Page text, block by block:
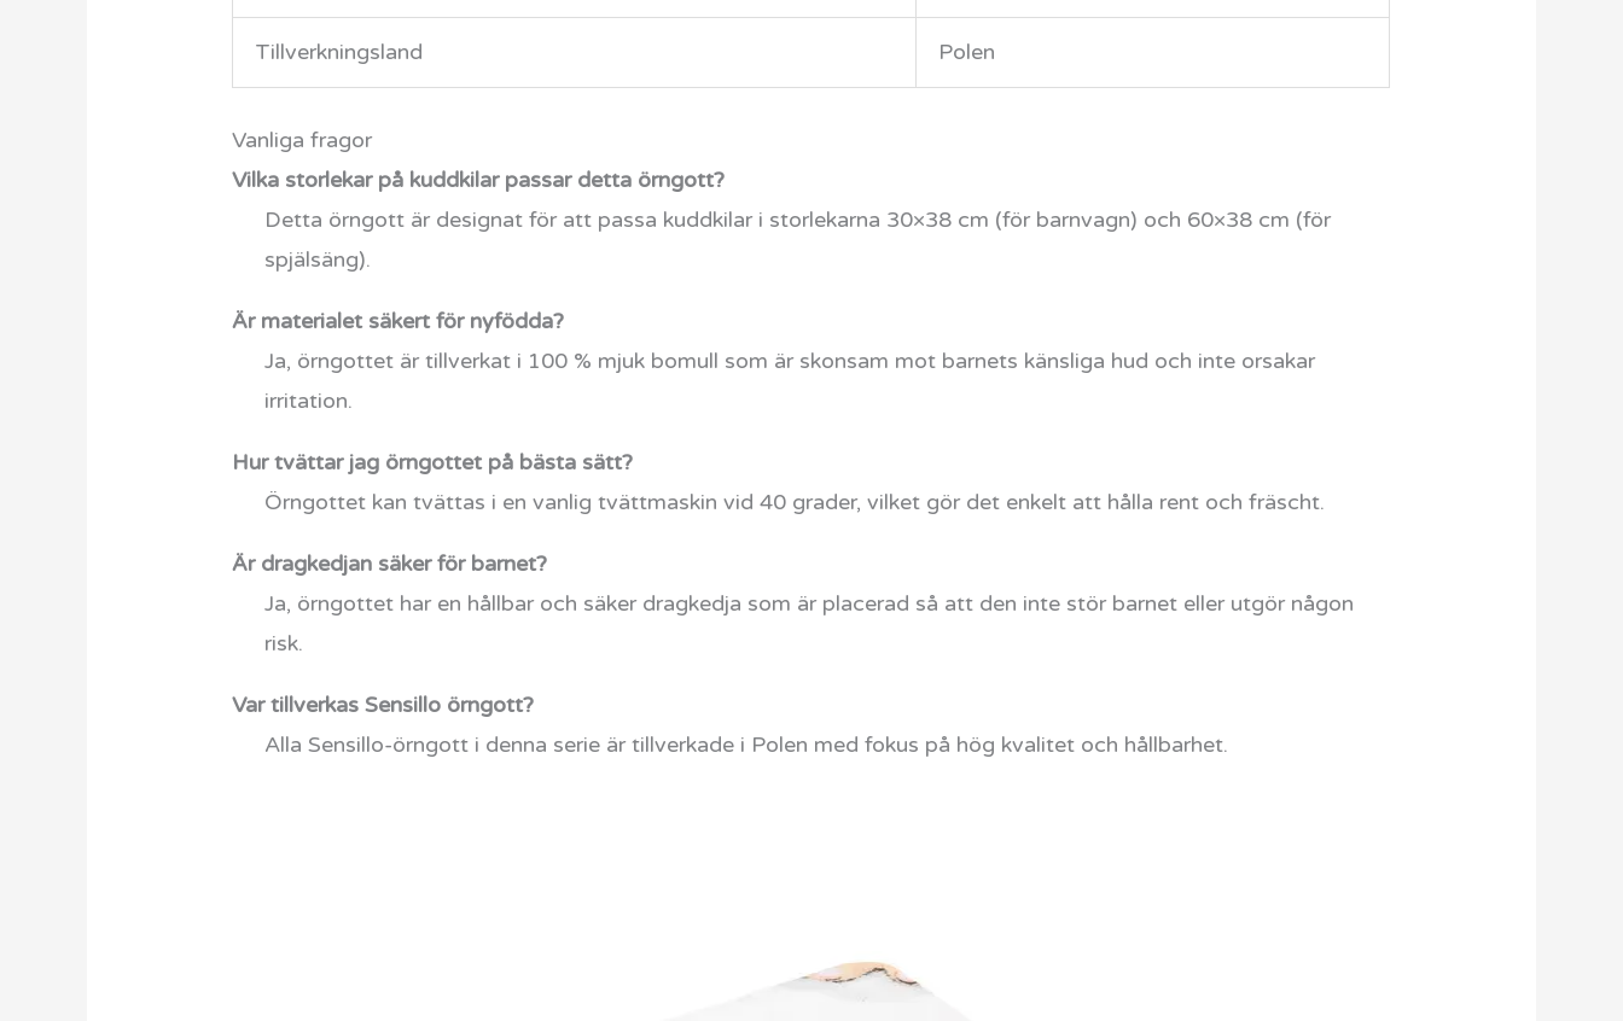
Tillverkningsland Polen
Vanliga fragor
Vilka storlekar på kuddkilar passar detta örngott?
Detta örngott är designat för att passa kuddkilar i storlekarna 30×38 cm (för barnvagn) och 60×38 cm (för
spjälsäng).
Är materialet säkert för nyfödda?
Ja, örngottet är tillverkat i 100 % mjuk bomull som är skonsam mot barnets känsliga hud och inte orsakar
irritation.
Hur tvättar jag örngottet på bästa sätt?
Örngottet kan tvättas i en vanlig tvättmaskin vid 40 grader, vilket gör det enkelt att hålla rent och fräscht.
Är dragkedjan säker för barnet?
Ja, örngottet har en hållbar och säker dragkedja som är placerad så att den inte stör barnet eller utgör någon
risk.
Var tillverkas Sensillo örngott?
Alla Sensillo-örngott i denna serie är tillverkade i Polen med fokus på hög kvalitet och hållbarhet.